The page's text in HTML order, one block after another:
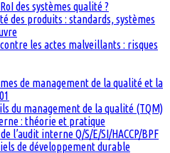
des systèmes qualité ?
des produits : standards, systèmes
les actes malveillants : risques
de management de la qualité et la
du management de la qualité (TQM)
: théorie et pratique
l’audit interne Q/S/E/SI/HACCP/BPF
de développement durable